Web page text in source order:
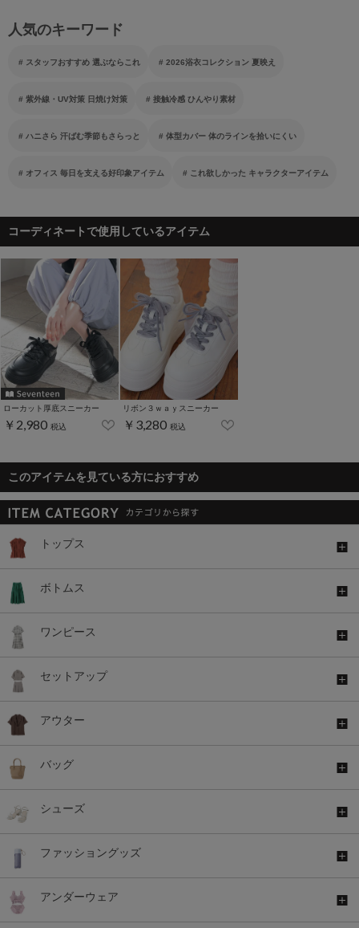
人気のキーワード
スタッフおすすめ 選ぶならこれ 2026浴衣コレクション 夏映え
紫外線・UV対策 日焼け対策 接触冷感 ひんやり素材
ハニさら 汗ばむ季節もさらっと 体型カバー 体のラインを拾いにくい
オフィス 毎日を支える好印象アイテム これ欲しかった キャラクターアイテム
コーディネートで使用しているアイテム
ローカット厚底スニーカー
￥2,980 税込
リボン３ｗａｙスニーカー
￥3,280 税込
このアイテムを見ている方におすすめ
トップス
ボトムス
ワンピース
セットアップ
アウター
バッグ
シューズ
ファッショングッズ
アンダーウェア